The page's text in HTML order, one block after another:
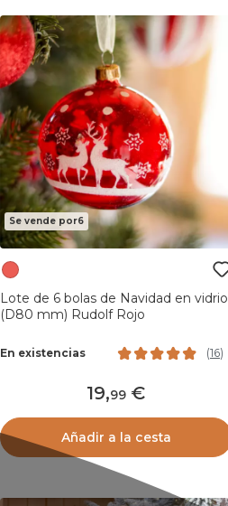
Se vende por6
Lote de 6 bolas de Navidad en vidrio
(D80 mm) Rudolf Rojo
En existencias (16)
19,99
Añadir a la cesta